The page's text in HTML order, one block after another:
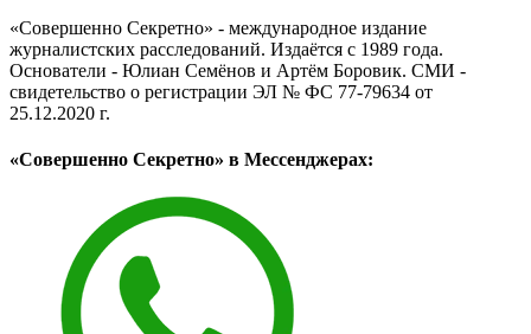
«Совершенно Секретно» - международное издание
журналистских расследований. Издаётся с 1989 года.
Основатели - Юлиан Семёнов и Артём Боровик. CМИ -
свидетельство о регистрации ЭЛ № ФС 77-79634 от
25.12.2020 г.
«Совершенно Секретно» в Мессенджерах: